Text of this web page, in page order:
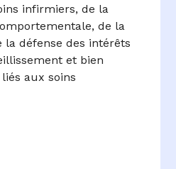
infirmiers, de la
de la
la défense des intérêts
et bien
aux soins